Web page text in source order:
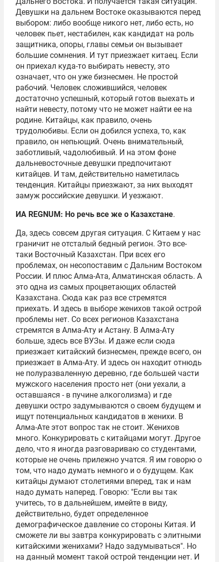
Девушки на дальнем Востоке оказываются перед
выбором: либо вообще никого нет, либо есть, но
человек пьет, нестабилен, как кандидат на роль
защитника, опоры, главы семьи он вызывает
большие сомнения. И тут приезжает китаец. Если
он приехал куда-то выбирать невесту, это
означает, что он уже бизнесмен. Не простой
рабочий. Человек сложившийся, человек
достаточно успешный, который готов выехать и
найти невесту, потому что не может найти ее на
родине. Китайцы, как правило, очень
трудолюбивы. Если он добился успеха, то, как
правило, он непьющий. Очень внимательный,
заботливый, чадолюбивый. И на этом фоне
дальневосточные девушки предпочитают
китайцев. И там, действительно наметилась
тенденция. Китайцы приезжают, за них выходят
замуж российские девушки. И уезжают.
ИА REGNUM: Но речь все же о Казахстане.
Да, здесь совсем другая ситуация. С Китаем у нас
граничит не отсталый бедный регион. Это все-
таки Восточный Казахстан. При всех его
проблемах, он несопоставим с Дальним Востоком
России. И плюс Алма-Ата, Алматинская область. А
это одна из самых процветающих областей
Казахстана. Сюда как раз все стремятся
приехать. И здесь в выборе женихов такой острой
проблемы нет. Со всех регионов Казахстана
стремятся в Алма-Ату и Астану. В Алма-Ату
больше, здесь все ВУЗы. И даже если сюда
приезжает китайский бизнесмен, прежде всего, он
приезжает в Алма-Ату. И здесь он находит отнюдь
не полуразваленную деревню, где большей части
мужского населения просто нет (они уехали, а
оставшаяся - в пучине алкоголизма) и где
девушки остро задумываются о своем будущем и
ищут потенциальных кандидатов в женихи. В
Алма-Ате этот вопрос так не стоит. Женихов
много. Конкурировать с китайцами могут. Другое
дело, что я иногда разговариваю со студентами,
которые не очень прилежно учатся. Я им говорю о
том, что надо думать немного и о будущем. Как
китайцы думают столетиями вперед, так и нам
надо думать наперед. Говорю: "Если вы так
учитесь, то в дальнейшем, имейте в виду,
действительно, будет определенное
демографическое давление со стороны Китая. И
сможете ли вы завтра конкурировать с элитными
китайскими женихами? Надо задумываться". Но
на данный момент такой острой тенденции нет. И